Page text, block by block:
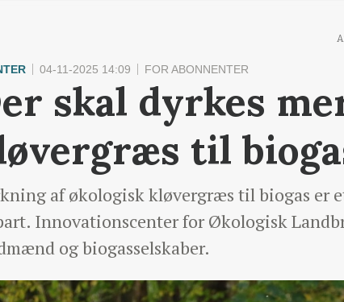
04-11-2025 14:09 FOR ABONNENTER
skal dyrkes
til
af økologisk kløvergræs til biogas er
Innovationscenter for Økologisk
og biogasselskaber.